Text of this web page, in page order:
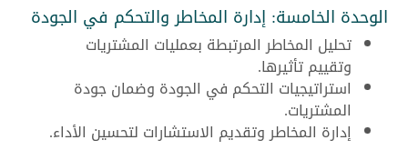
الوحدة الخامسة: إدارة المخاطر والتحكم في الجودة
تحليل المخاطر المرتبطة بعمليات المشتريات
وتقييم تأثيرها.
استراتيجيات التحكم في الجودة وضمان جودة
المشتريات.
إدارة المخاطر وتقديم الاستشارات لتحسين الأداء.